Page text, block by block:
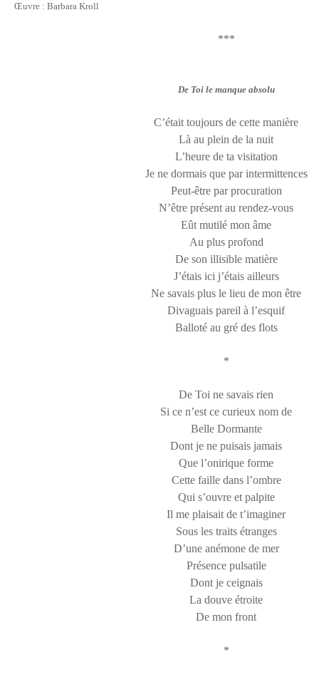
Œuvre : Barbara Kroll
***
De Toi le manque absolu
C’était toujours de cette manière
Là au plein de la nuit
L’heure de ta visitation
Je ne dormais que par intermittences
Peut-être par procuration
N’être présent au rendez-vous
Eût mutilé mon âme
Au plus profond
De son illisible matière
J’étais ici j’étais ailleurs
Ne savais plus le lieu de mon être
Divaguais pareil à l’esquif
Balloté au gré des flots
*
De Toi ne savais rien
Si ce n’est ce curieux nom de
Belle Dormante
Dont je ne puisais jamais
Que l’onirique forme
Cette faille dans l’ombre
Qui s’ouvre et palpite
Il me plaisait de t’imaginer
Sous les traits étranges
D’une anémone de mer
Présence pulsatile
Dont je ceignais
La douve étroite
De mon front
*